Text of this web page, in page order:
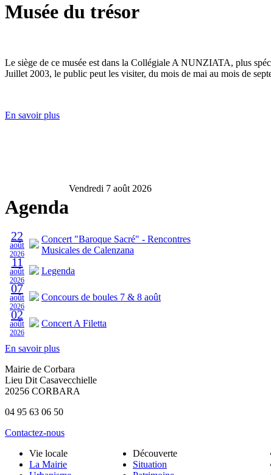
Musée du trésor
Le siège de ce musée est dans la Collégiale A NUNZIATA, plus
Juillet 2003, le public peut les visiter, du mois de mai au mois de
En savoir plus
Agenda
Vendredi 7 août 2026
22
août
2026
Concert "Baroque Sacré" - Rencontres
Musicales de Calenzana
11
août
2026
Legenda
07
août
2026
Concours de boules 7 & 8 août
02
août
2026
Concert A Filetta
En savoir plus
Mairie de Corbara
Lieu Dit Casavecchielle
20256 CORBARA
04 95 63 06 50
Contactez-nous
Vie locale
La Mairie
Découverte
Situation